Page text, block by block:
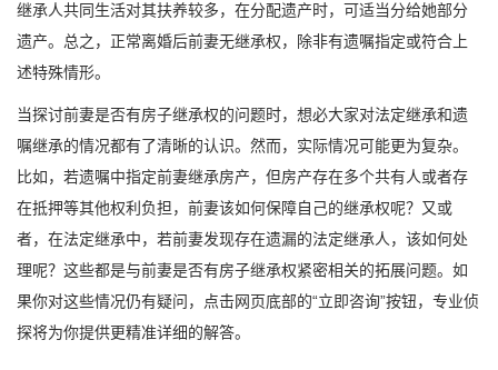
继承人共同生活对其扶养较多，在分配遗产时，可适当分给她部分
遗产。总之，正常离婚后前妻无继承权，除非有遗嘱指定或符合上
述特殊情形。
当探讨前妻是否有房子继承权的问题时，想必大家对法定继承和遗
嘱继承的情况都有了清晰的认识。然而，实际情况可能更为复杂。
比如，若遗嘱中指定前妻继承房产，但房产存在多个共有人或者存
在抵押等其他权利负担，前妻该如何保障自己的继承权呢？又或
者，在法定继承中，若前妻发现存在遗漏的法定继承人，该如何处
理呢？这些都是与前妻是否有房子继承权紧密相关的拓展问题。如
果你对这些情况仍有疑问，点击网页底部的“立即咨询”按钮，专业侦
探将为你提供更精准详细的解答。